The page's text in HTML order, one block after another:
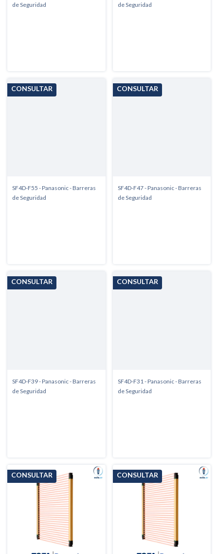
de Seguridad
de Seguridad
SF4D-F55 - Panasonic - Barreras
de Seguridad
SF4D-F47 - Panasonic - Barreras
de Seguridad
SF4D-F39 - Panasonic - Barreras
de Seguridad
SF4D-F31 - Panasonic - Barreras
de Seguridad